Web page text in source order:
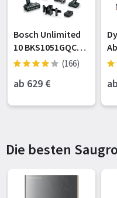
Bosch Unlimited
10 BKS1051GQC
Akku-
(166)
ab 629 €
Die besten